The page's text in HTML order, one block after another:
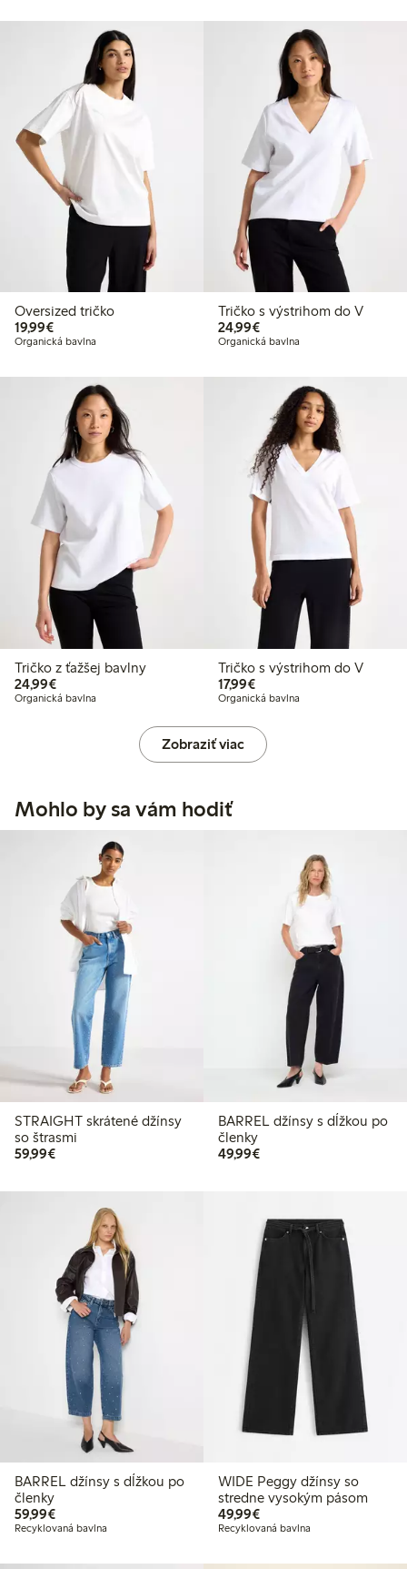
Oversized tričko
19,99€19,99 €
Organická bavlna
Tričko s výstrihom do V
24,99€24,99 €
Organická bavlna
Tričko z ťažšej bavlny
24,99€24,99 €
Organická bavlna
Tričko s výstrihom do V
17,99€17,99 €
Organická bavlna
Zobraziť viac
Mohlo by sa vám hodiť
STRAIGHT skrátené džínsy
so štrasmi
59,99€59,99 €
BARREL džínsy s dĺžkou po
členky
49,99€49,99 €
BARREL džínsy s dĺžkou po
členky
59,99€59,99 €
Recyklovaná bavlna
WIDE Peggy džínsy so
stredne vysokým pásom
49,99€49,99 €
Recyklovaná bavlna